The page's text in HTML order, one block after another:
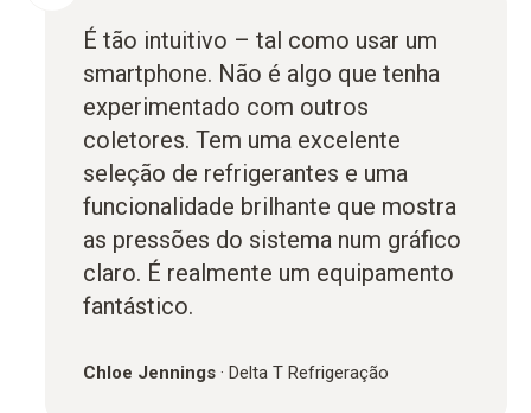
É tão intuitivo – tal como usar um
smartphone. Não é algo que tenha
experimentado com outros
coletores. Tem uma excelente
seleção de refrigerantes e uma
funcionalidade brilhante que mostra
as pressões do sistema num gráfico
claro. É realmente um equipamento
fantástico.
Chloe Jennings · Delta T Refrigeração